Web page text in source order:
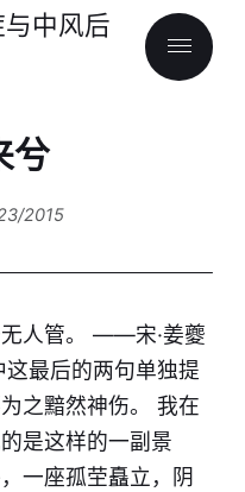
中风后
兮
2015
人管。 ——宋·姜夔
这最后的两句单独提
之黯然神伤。 我在
是这样的一副景
一座孤茔矗立，阴